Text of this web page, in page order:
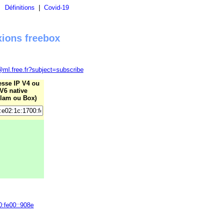
Définitions Covid-19
freebox
IP V4 ou
V6 native
ou Box)